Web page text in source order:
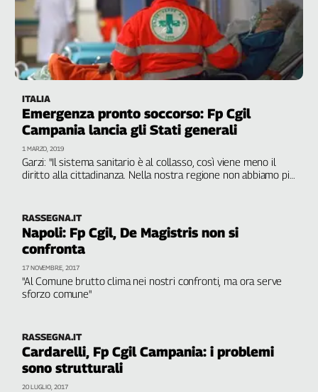
Fp
Slc
Spi
Caaf
G8
Genova,
della
anni
Cgil
Collettiva
Academy
ITALIA
Emergenza pronto soccorso: Fp Cgil
Campania lancia gli Stati generali
Garzi: "Il sistema sanitario è al collasso, così viene meno il
diritto alla cittadinanza. Nella nostra regione non abbiamo più
servizio"
1 MARZO, 2019
RASSEGNA.IT
Napoli: Fp Cgil, De Magistris non si
confronta
"Al Comune brutto clima nei nostri confronti, ma ora serve
sforzo comune"
17 NOVEMBRE, 2017
RASSEGNA.IT
Cardarelli, Fp Cgil Campania: i problemi
sono strutturali
20 LUGLIO, 2017